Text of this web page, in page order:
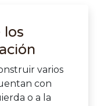
los
varios
con
o a la